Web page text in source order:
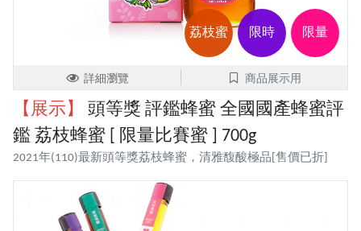
限量
限時
荔枝蜜
詳細瀏覽 商品展示用
【展示】
頭等獎 評鑑蜂蜜 全國國產蜂蜜評
鑑 荔枝蜂蜜 [ 限量比賽蜜 ] 700g
2021年(110)最新頭等獎荔枝蜂蜜，清雅馥酸極品[售價已折]